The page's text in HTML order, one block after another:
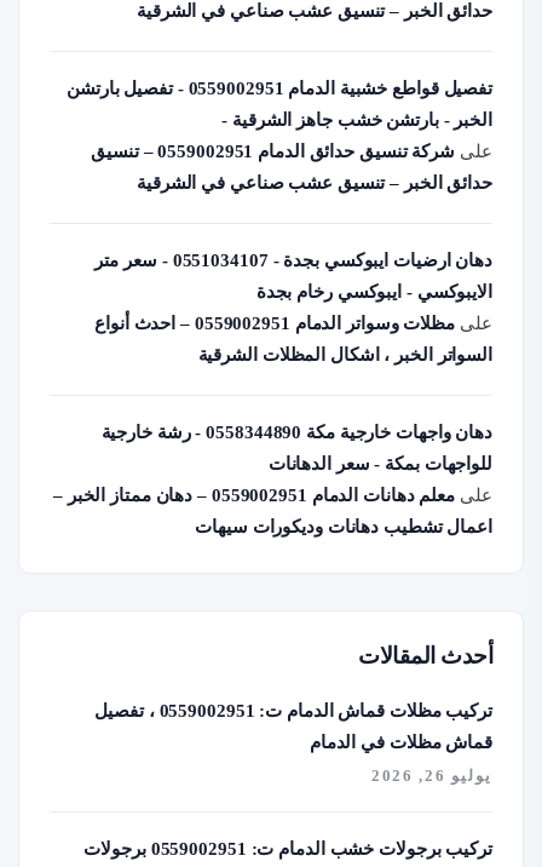
حدائق الخبر – تنسيق عشب صناعي في الشرقية
تفصيل قواطع خشبية الدمام 0559002951 - تفصيل بارتشن
الخبر - بارتشن خشب جاهز الشرقية -
على
شركة تنسيق حدائق الدمام 0559002951 – تنسيق
حدائق الخبر – تنسيق عشب صناعي في الشرقية
دهان ارضيات ايبوكسي بجدة - 0551034107 - سعر متر
الايبوكسي - ايبوكسي رخام بجدة
على
مظلات وسواتر الدمام 0559002951 – احدث أنواع
السواتر الخبر ، اشكال المظلات الشرقية
دهان واجهات خارجية مكة 0558344890 - رشة خارجية
للواجهات بمكة - سعر الدهانات
على
معلم دهانات الدمام 0559002951 – دهان ممتاز الخبر –
اعمال تشطيب دهانات وديكورات سيهات
أحدث المقالات
تركيب مظلات قماش الدمام ت: 0559002951 ، تفصيل
قماش مظلات في الدمام
يوليو 26, 2026
تركيب برجولات خشب الدمام ت: 0559002951 برجولات